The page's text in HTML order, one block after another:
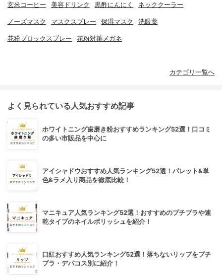
玄米コーヒー 美容ドリンク 黒酢にんにく ネッククーラー
ノーズマスク マスクスプレー 保湿マスク 洗眼薬
花粉ブロックスプレー 花粉対策メガネ
カテゴリ一覧へ
よく見られている人気おすすめ記事
ホワイトニング歯磨き粉おすすめランキング52選！口コミ
の多い市販品を中心に
アイシャドウおすすめ人気ランキング52選！パレット&単
色&ラメ入り商品を徹底比較！
マニキュア人気ランキング52選！おすすめのプチプラや速
乾タイプのネイルポリッシュを紹介！
口紅おすすめ人気ランキング52選！落ちないリップをプチ
プラ・デパコス別に紹介！